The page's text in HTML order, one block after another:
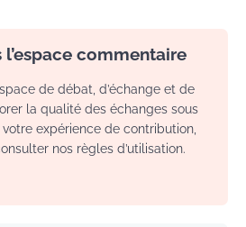
l’espace commentaire
de débat, d’échange et de
la qualité des échanges sous
expérience de contribution,
nos règles d’utilisation.